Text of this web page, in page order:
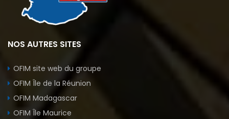
NOS AUTRES SITES
OFIM site web du groupe
OFIM Île de la Réunion
OFIM Madagascar
OFIM Île Maurice